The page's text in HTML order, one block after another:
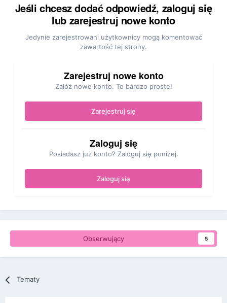
Jeśli chcesz dodać odpowiedź, zaloguj się
lub zarejestruj nowe konto
Jedynie zarejestrowani użytkownicy mogą komentować
zawartość tej strony.
Zarejestruj nowe konto
Załóż nowe konto. To bardzo proste!
Zarejestruj się
Zaloguj się
Posiadasz już konto? Zaloguj się poniżej.
Zaloguj się
Obserwujący 5
Tematy